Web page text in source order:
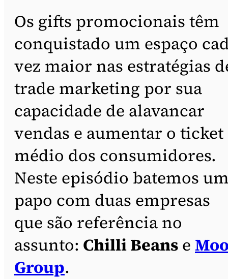
Os gifts promocionais têm
conquistado um espaço
vez maior nas estratégias
trade marketing por sua
capacidade de alavancar
vendas e aumentar o ticket
médio dos consumidores.
Neste episódio batemos
papo com duas empresas
que são referência no
assunto: Chilli Beans e
Group.